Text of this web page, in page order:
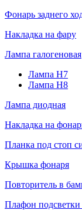
Фонарь заднего
Накладка на фару
Лампа галогеновая
Лампа H7
Лампа H8
Лампа диодная
Накладка на
Планка под стоп
Крышка фонаря
Повторитель в
Плафон подсветки